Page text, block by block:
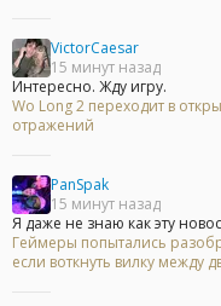
VictorCaesar
15 минут назад
Интересно. Жду игру.
Wo Long 2 переходит в
отражений
PanSpak
15 минут назад
Я даже не знаю как эту
Геймеры попытались
если воткнуть вилку между